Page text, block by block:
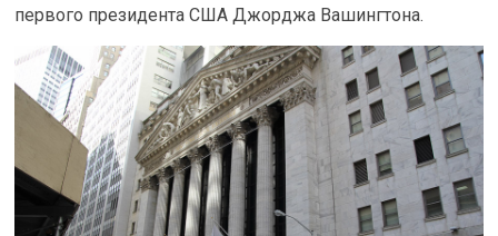
первого президента США Джорджа Вашингтона.